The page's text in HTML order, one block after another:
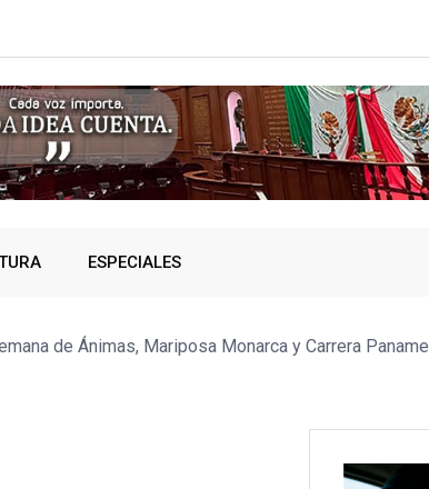
¿VIVES AL INTERIOR DEL ESTADO Y
ESPECIALES
de Ánimas, Mariposa Monarca y Carrera